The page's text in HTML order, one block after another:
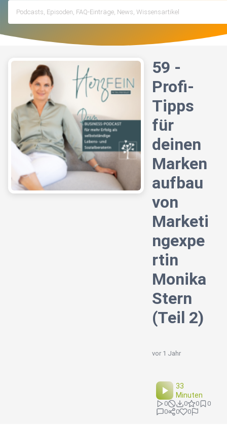
59 -
Profi-
Tipps
für
deinen
Marken
aufbau
von
Marketi
ngexpe
rtin
Monika
Stern
(Teil 2)
vor 1 Jahr
33
Minuten
0 0 0
0
0
0 0